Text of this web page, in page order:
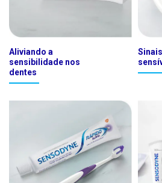
Aliviando a
sensibilidade nos
dentes